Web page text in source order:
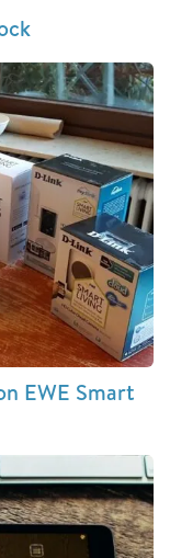
EWE Smart